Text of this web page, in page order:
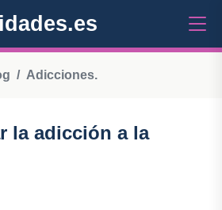
Adicciones.
la adicción a la